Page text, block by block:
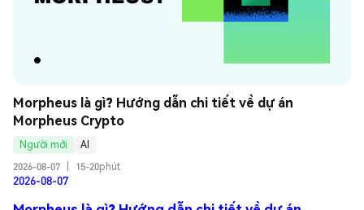
Morpheus là gì? Hướng dẫn chi tiết về dự án
Morpheus Crypto
Người mới
AI
2026-08-07
15-20phút
2026-08-07